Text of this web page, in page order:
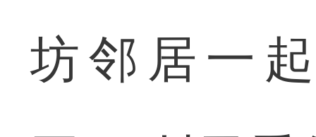
坊邻居一